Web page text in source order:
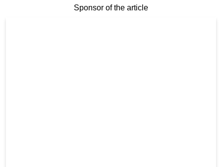
Sponsor of the article